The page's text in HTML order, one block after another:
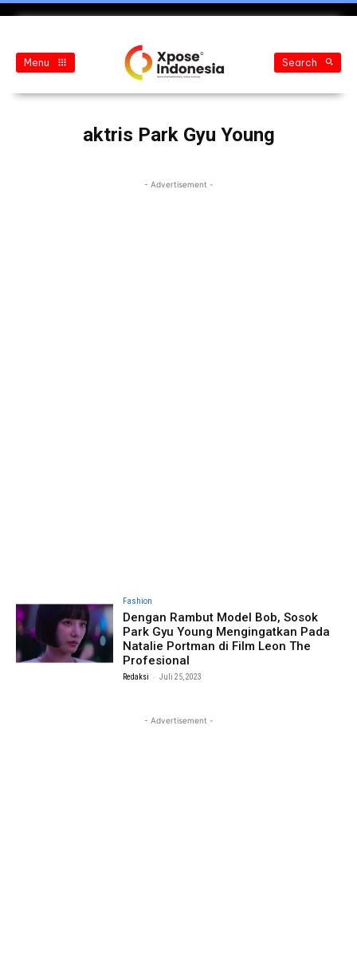
Menu Search
aktris Park Gyu Young
- Advertisement -
Fashion
Dengan Rambut Model Bob, Sosok
Park Gyu Young Mengingatkan Pada
Natalie Portman di Film Leon The
Profesional
Redaksi - Juli 25, 2023
- Advertisement -